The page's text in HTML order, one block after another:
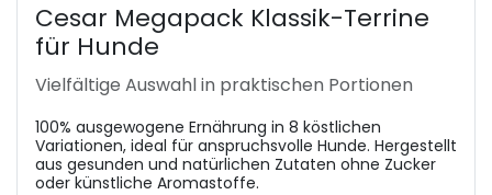
Cesar Megapack Klassik-Terrine
für Hunde
Vielfältige Auswahl in praktischen Portionen
100% ausgewogene Ernährung in 8 köstlichen
Variationen, ideal für anspruchsvolle Hunde. Hergestellt
aus gesunden und natürlichen Zutaten ohne Zucker
oder künstliche Aromastoffe.